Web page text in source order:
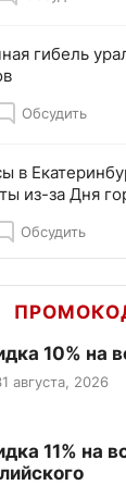
гибель
Обсудить
в
из-за Дня
Обсудить
10% на
августа, 2026
11% на